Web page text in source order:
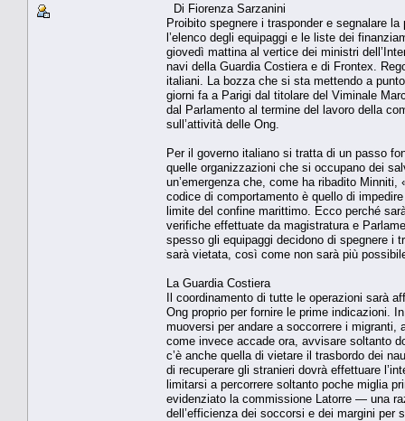
Di Fiorenza Sarzanini
Proibito spegnere i trasponder e segnalare
l’elenco degli equipaggi e le liste dei
giovedì mattina al vertice dei ministri
navi della Guardia Costiera e di Frontex.
italiani. La bozza che si sta mettendo a
giorni fa a Parigi dal titolare del Viminale
dal Parlamento al termine del lavoro della
sull’attività delle Ong.
Per il governo italiano si tratta di un passo
quelle organizzazioni che si occupano dei
un’emergenza che, come ha ribadito
codice di comportamento è quello di
limite del confine marittimo. Ecco perché
verifiche effettuate da magistratura e
spesso gli equipaggi decidono di spegnere i
sarà vietata, così come non sarà più
La Guardia Costiera
Il coordinamento di tutte le operazioni sarà
Ong proprio per fornire le prime indicazioni.
muoversi per andare a soccorrere i migranti,
come invece accade ora, avvisare soltanto
c’è anche quella di vietare il trasbordo dei
di recuperare gli stranieri dovrà effettuare
limitarsi a percorrere soltanto poche miglia
evidenziato la commissione Latorre — una
dell’efficienza dei soccorsi e dei margini per